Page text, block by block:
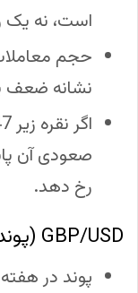
است، نه یک
حجم
نشانه ضعف
صعودی آن
رخ دهد.
GBP/USD (پوند بریتانیا / دلار آمریکا)
پوند در